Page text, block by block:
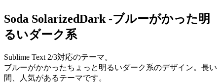
Soda SolarizedDark -ブルーがかった明
るいダーク系
Sublime Text 2/3対応のテーマ。
ブルーがかかったちょっと明るいダーク系のデザイン。長い
間、人気があるテーマです。